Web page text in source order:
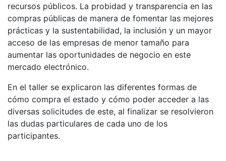
recursos públicos. La probidad y transparencia en las
compras públicas de manera de fomentar las mejores
prácticas y la sustentabilidad, la inclusión y un mayor
acceso de las empresas de menor tamaño para
aumentar las oportunidades de negocio en este
mercado electrónico.
En el taller se explicaron las diferentes formas de
cómo compra el estado y cómo poder acceder a las
diversas solicitudes de este, al finalizar se resolvieron
las dudas particulares de cada uno de los
participantes.